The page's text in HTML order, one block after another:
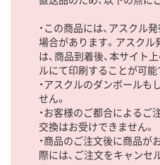
・この商品には、アスクル
場合があります。アスク
は、商品到着後、本サイト
ルにて印刷することが可能
・アスクルのダンボールも
せん。
・お客様のご都合によるご
交換はお受けできません。
・商品のご注文後に商品
際には、ご注文をキャンセ